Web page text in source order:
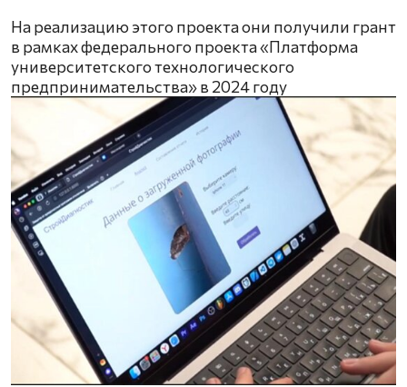
На реализацию этого проекта они получили грант
в рамках федерального проекта «Платформа
университетского технологического
предпринимательства» в 2024 году